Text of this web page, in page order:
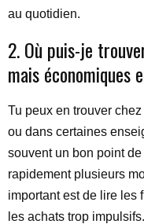
au quotidien.
2. Où puis-je
mais économiques
Tu peux en trouver
ou dans certaines
souvent un bon point
rapidement plusieurs
important est de lire les
les achats trop impulsifs.